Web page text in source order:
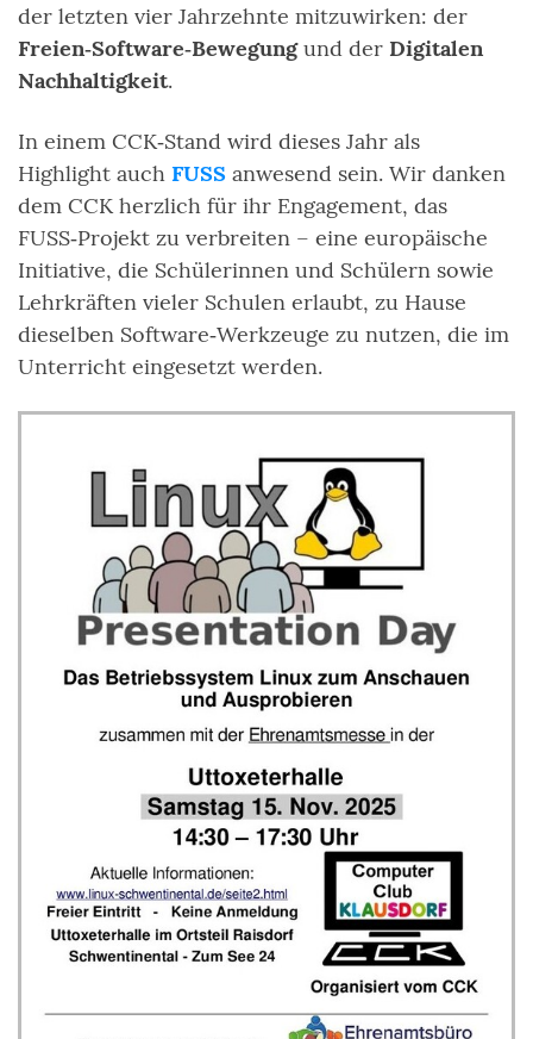
der letzten vier Jahrzehnte mitzuwirken: der
Freien‑Software‑Bewegungund der Digitalen
Nachhaltigkeit.
In einem CCK‑Stand wird dieses Jahr als
Highlight auch FUSS anwesend sein. Wir danken
dem CCK herzlich für ihr Engagement, das
FUSS‑Projekt zu verbreiten – eine europäische
Initiative, die Schülerinnen und Schülern sowie
Lehrkräften vieler Schulen erlaubt, zu Hause
dieselben Software‑Werkzeuge zu nutzen, die im
Unterricht eingesetzt werden.